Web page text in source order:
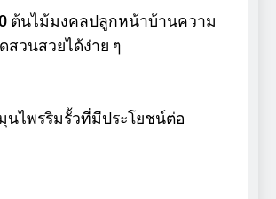
ต้นไม้มงคลปลูกหน้าบ้านความ
สวนสวยได้ง่าย ๆ
นไพรริมรั้วที่มีประโยชน์ต่อ